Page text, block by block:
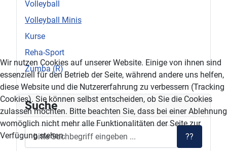
Volleyball
Volleyball Minis
Kurse
Reha-Sport
Zumba (R)
Suche
??
Wir nutzen Cookies auf unserer Website. Einige von ihnen sind
essenziell für den Betrieb der Seite, während andere uns helfen,
diese Website und die Nutzererfahrung zu verbessern (Tracking
Cookies). Sie können selbst entscheiden, ob Sie die Cookies
zulassen möchten. Bitte beachten Sie, dass bei einer Ablehnung
womöglich nicht mehr alle Funktionalitäten der Seite zur
Verfügung stehen.